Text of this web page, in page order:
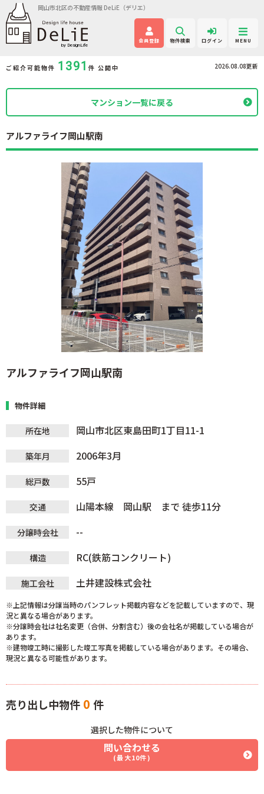
岡山市北区の不動産情報 DeLiE（デリエ）
会員登録 物件検索 ログイン MENU
ご紹介可能物件 1391 件 公開中 2026.08.08更新
アルファライフ岡山駅南
マンション一覧に戻る
アルファライフ岡山駅南
物件詳細
所在地 岡山市北区東島田町1丁目11-1
築年月 2006年3月
総戸数 55戸
交通 山陽本線 岡山駅 まで 徒歩11分
分譲時会社 --
構造 RC(鉄筋コンクリート)
施工会社 土井建設株式会社
※上記情報は分譲当時のパンフレット掲載内容などを記載していますので、現
況と異なる場合があります。
※分譲時会社は社名変更（合併、分割含む）後の会社名が掲載している場合が
あります。
※建物竣工時に撮影した竣工写真を掲載している場合があります。その場合、
現況と異なる可能性があります。
売り出し中物件 0 件
選択した物件について
問い合わせる
(最大10件)